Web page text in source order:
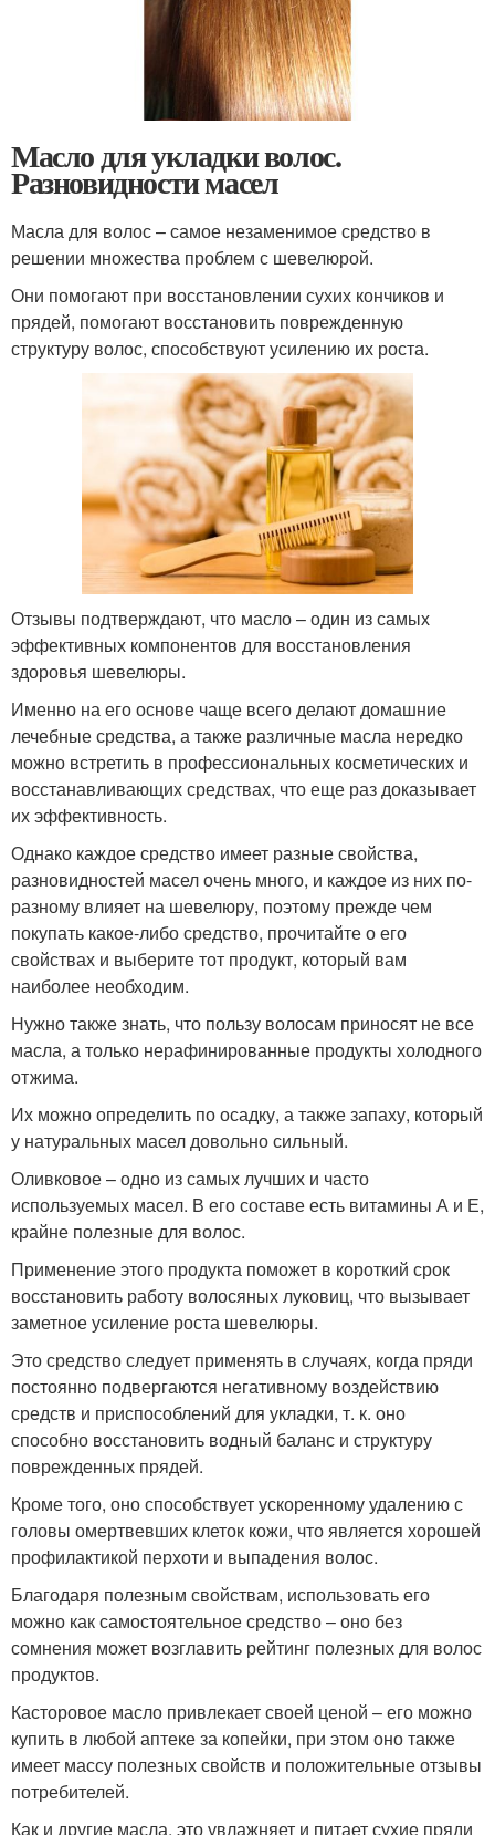
Масло для укладки волос.
Разновидности масел
Масла для волос – самое незаменимое средство в
решении множества проблем с шевелюрой.
Они помогают при восстановлении сухих кончиков и
прядей, помогают восстановить поврежденную
структуру волос, способствуют усилению их роста.
Отзывы подтверждают, что масло – один из самых
эффективных компонентов для восстановления
здоровья шевелюры.
Именно на его основе чаще всего делают домашние
лечебные средства, а также различные масла нередко
можно встретить в профессиональных косметических и
восстанавливающих средствах, что еще раз доказывает
их эффективность.
Однако каждое средство имеет разные свойства,
разновидностей масел очень много, и каждое из них по-
разному влияет на шевелюру, поэтому прежде чем
покупать какое-либо средство, прочитайте о его
свойствах и выберите тот продукт, который вам
наиболее необходим.
Нужно также знать, что пользу волосам приносят не все
масла, а только нерафинированные продукты холодного
отжима.
Их можно определить по осадку, а также запаху, который
у натуральных масел довольно сильный.
Оливковое – одно из самых лучших и часто
используемых масел. В его составе есть витамины А и Е,
крайне полезные для волос.
Применение этого продукта поможет в короткий срок
восстановить работу волосяных луковиц, что вызывает
заметное усиление роста шевелюры.
Это средство следует применять в случаях, когда пряди
постоянно подвергаются негативному воздействию
средств и приспособлений для укладки, т. к. оно
способно восстановить водный баланс и структуру
поврежденных прядей.
Кроме того, оно способствует ускоренному удалению с
головы омертвевших клеток кожи, что является хорошей
профилактикой перхоти и выпадения волос.
Благодаря полезным свойствам, использовать его
можно как самостоятельное средство – оно без
сомнения может возглавить рейтинг полезных для волос
продуктов.
Касторовое масло привлекает своей ценой – его можно
купить в любой аптеке за копейки, при этом оно также
имеет массу полезных свойств и положительные отзывы
потребителей.
Как и другие масла, это увлажняет и питает сухие пряди